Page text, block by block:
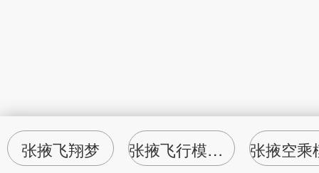
张掖飞翔梦 张掖飞行模拟器